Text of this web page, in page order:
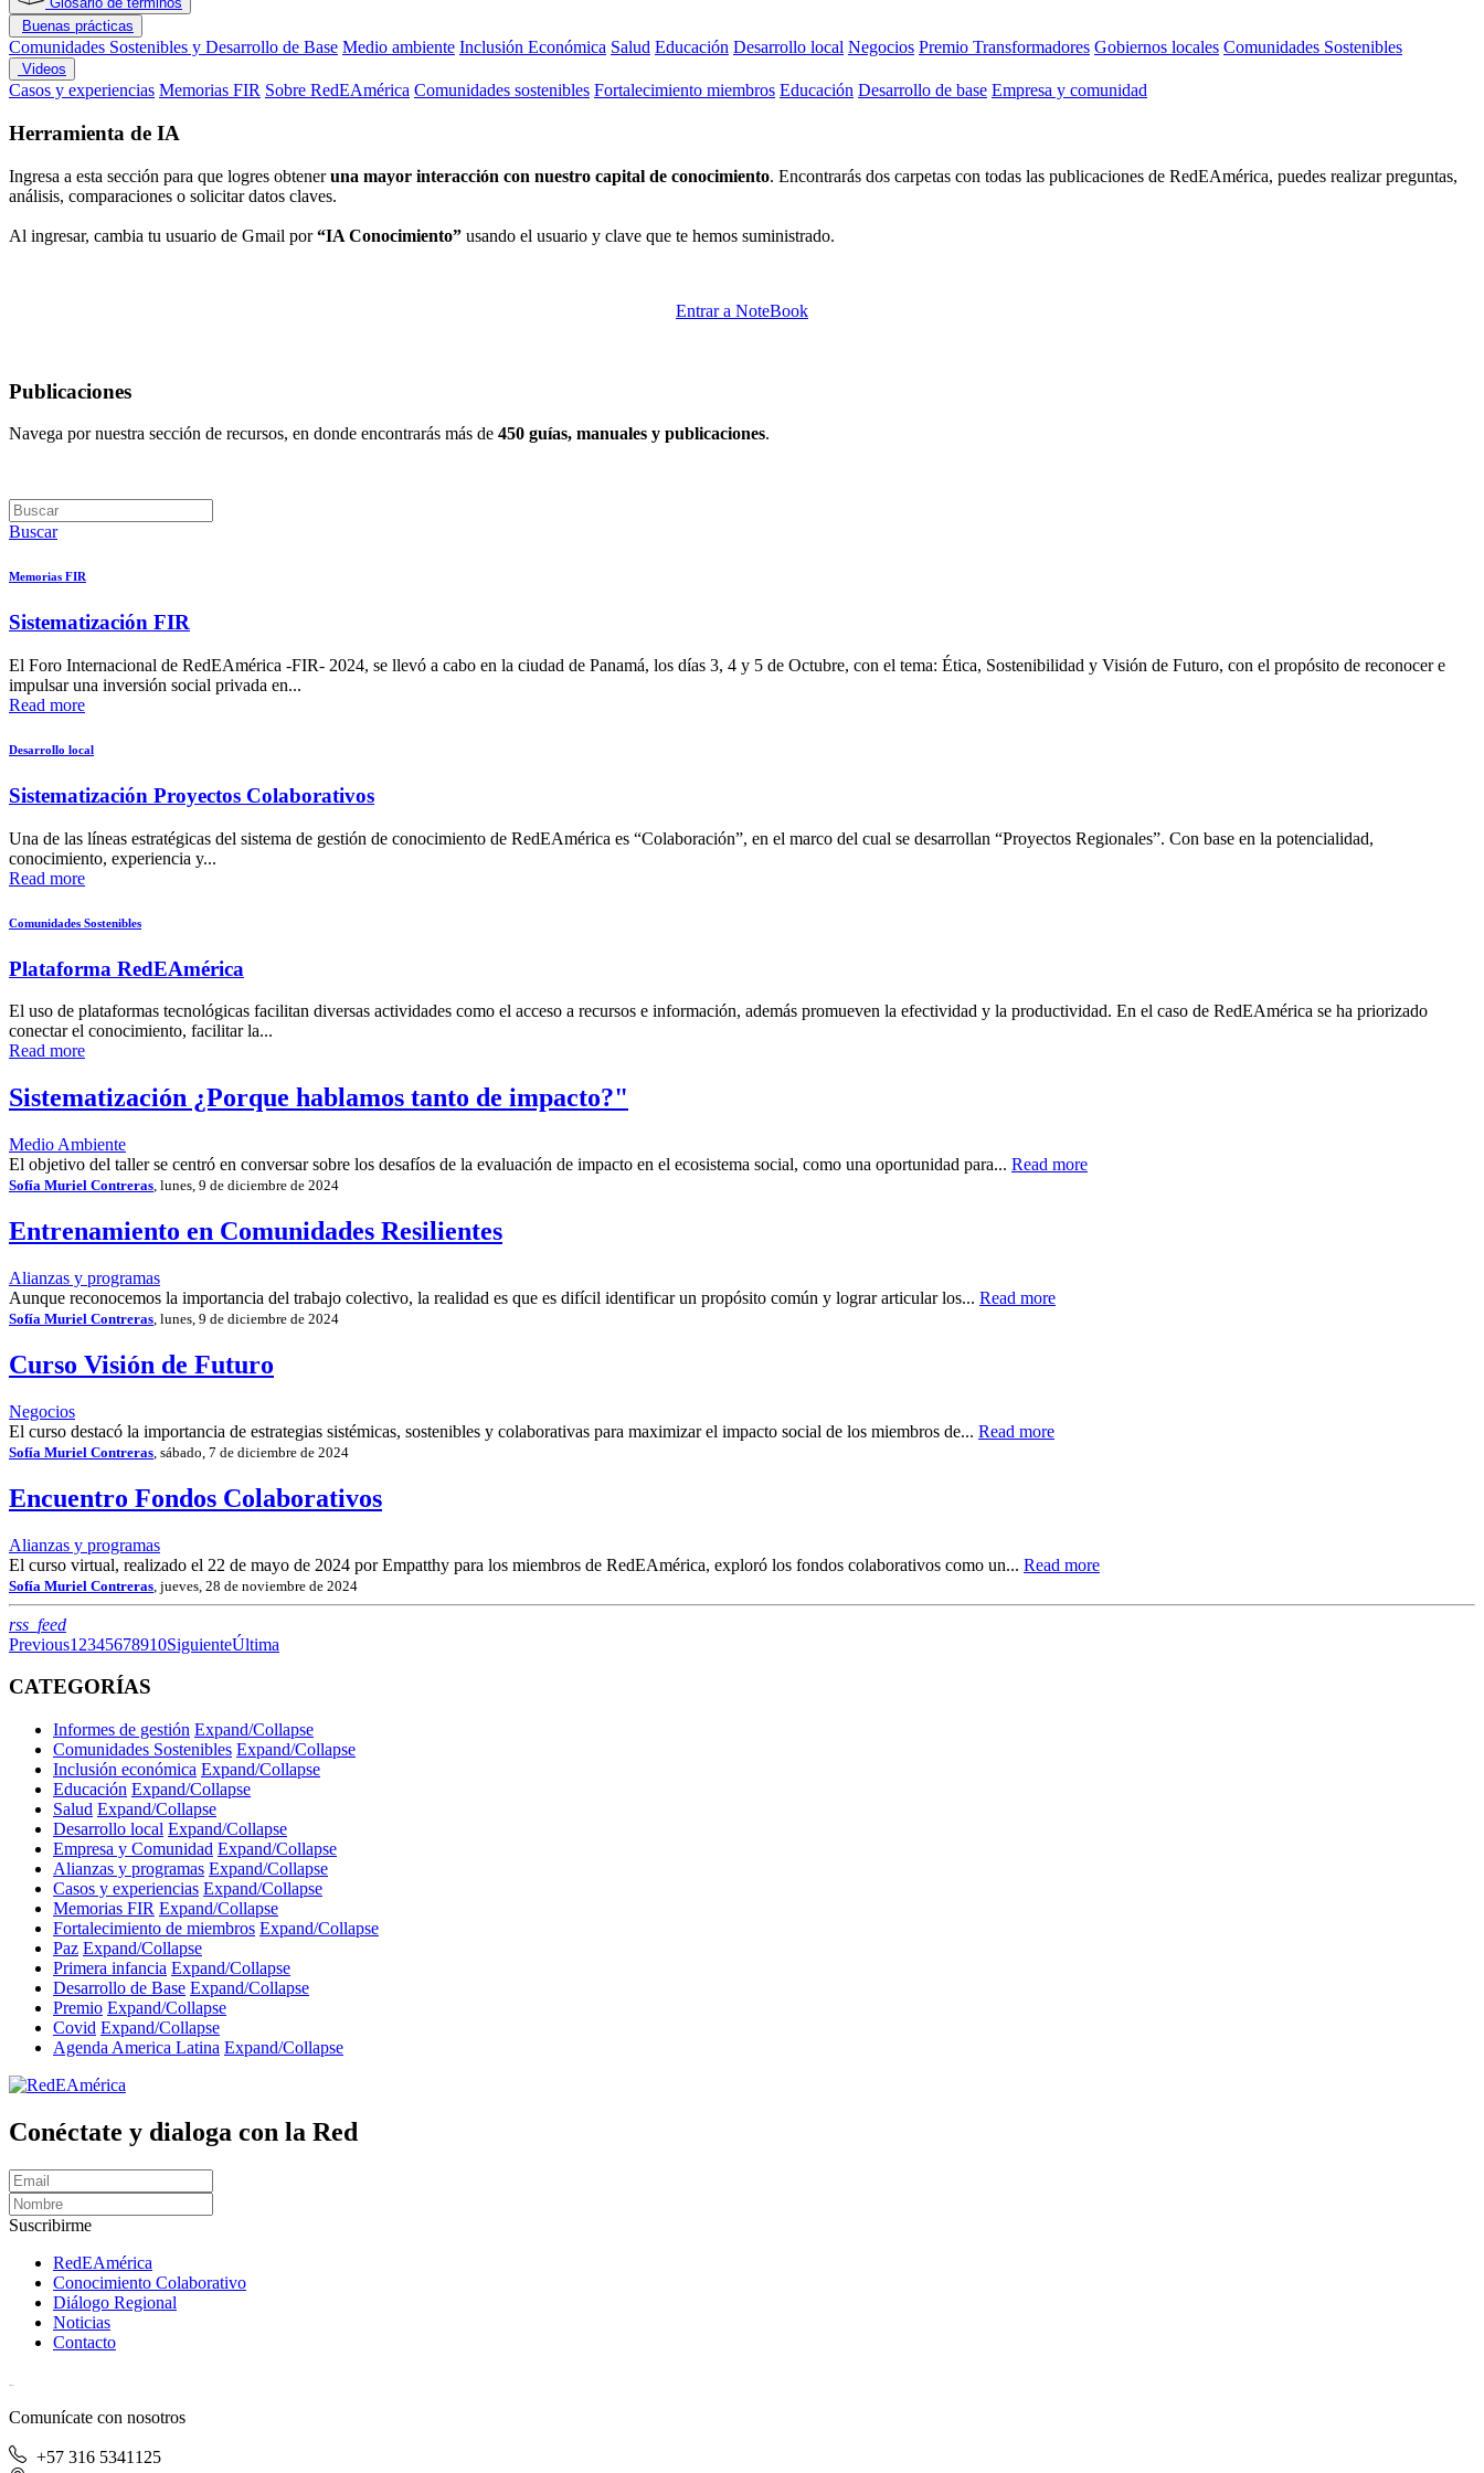
Buenas prácticas
Comunidades Sostenibles y Desarrollo de Base Medio ambiente Inclusión Económica Salud Educación Desarrollo local Negocios Premio Transformadores Gobiernos locales Comunidades Sostenibles
Videos
Casos y experiencias Memorias FIR Sobre RedEAmérica Comunidades sostenibles Fortalecimiento miembros Educación Desarrollo de base Empresa y comunidad
Herramienta de IA
Ingresa a esta sección para que logres obteneruna mayor interacción con nuestro capital de conocimiento. Encontrarás dos carpetas con todas las publicaciones de RedEAmérica, puedes realizar preguntas,
análisis, comparaciones o solicitar datos claves.
Al ingresar, cambia tu usuario de Gmail por“IA Conocimiento” usando el usuario y clave que te hemos suministrado.
Entrar a NoteBook
Publicaciones
Navega por nuestra sección de recursos, en donde encontrarás más de 450 guías, manuales y publicaciones.
Buscar
Memorias FIR
Sistematización FIR
El Foro Internacional de RedEAmérica -FIR- 2024, se llevó a cabo en la ciudad de Panamá, los días 3, 4 y 5 de Octubre, con el tema: Ética, Sostenibilidad y Visión de Futuro, con el propósito de reconocer e
impulsar una inversión social privada en...
Read more
Desarrollo local
Sistematización Proyectos Colaborativos
Una de las líneas estratégicas del sistema de gestión de conocimiento de RedEAmérica es “Colaboración”, en el marco del cual se desarrollan “Proyectos Regionales”. Con base en la potencialidad,
conocimiento, experiencia y...
Read more
Comunidades Sostenibles
Plataforma RedEAmérica
El uso de plataformas tecnológicas facilitan diversas actividades como el acceso a recursos e información, además promueven la efectividad y la productividad. En el caso de RedEAmérica se ha priorizado
conectar el conocimiento, facilitar la...
Read more
Sistematización ¿Porque hablamos tanto de impacto?"
Medio Ambiente
El objetivo del taller se centró en conversar sobre los desafíos de la evaluación de impacto en el ecosistema social, como una oportunidad para... Read more
Sofía Muriel Contreras, lunes, 9 de diciembre de 2024
Entrenamiento en Comunidades Resilientes
Alianzas y programas
Aunque reconocemos la importancia del trabajo colectivo, la realidad es que es difícil identificar un propósito común y lograr articular los... Read more
Sofía Muriel Contreras , lunes, 9 de diciembre de 2024
Curso Visión de Futuro
Negocios
El curso destacó la importancia de estrategias sistémicas, sostenibles y colaborativas para maximizar el impacto social de los miembros de... Read more
Sofía Muriel Contreras , sábado, 7 de diciembre de 2024
Encuentro Fondos Colaborativos
Alianzas y programas
El curso virtual, realizado el 22 de mayo de 2024 por Empatthy para los miembros de RedEAmérica, exploró los fondos colaborativos como un... Read more
Sofía Muriel Contreras , jueves, 28 de noviembre de 2024
rss_feedRSS
Previous1 2345678910SiguienteÚltima
CATEGORÍAS
Informes de gestión Expand/Collapse
Comunidades Sostenibles Expand/Collapse
Inclusión económica Expand/Collapse
Educación Expand/Collapse
Salud Expand/Collapse
Desarrollo local Expand/Collapse
Empresa y Comunidad Expand/Collapse
Alianzas y programas Expand/Collapse
Casos y experiencias Expand/Collapse
Memorias FIR Expand/Collapse
Fortalecimiento de miembros Expand/Collapse
Paz Expand/Collapse
Primera infancia Expand/Collapse
Desarrollo de Base Expand/Collapse
Premio Expand/Collapse
Covid Expand/Collapse
Agenda America Latina Expand/Collapse
Conéctate y dialoga con la Red
Suscribirme
RedEAmérica
Conocimiento Colaborativo
Diálogo Regional
Noticias
Contacto
Comunícate con nosotros
+57 316 5341125